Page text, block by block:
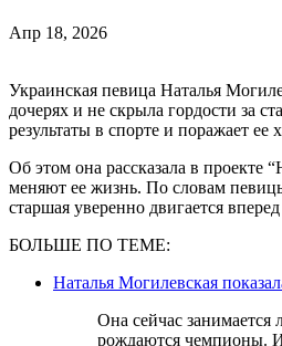
Апр 18, 2026
Украинская певица Наталья
дочерях и не скрыла гордости за
результаты в спорте и поражает ее
Об этом она рассказала в
меняют ее жизнь. По словам
старшая уверенно двигается
БОЛЬШЕ ПО ТЕМЕ:
Наталья Могилевская
Она сейчас занимается легкой атлетикой, в профессиональном заведении, где действительно
рождаются чемпионы. И